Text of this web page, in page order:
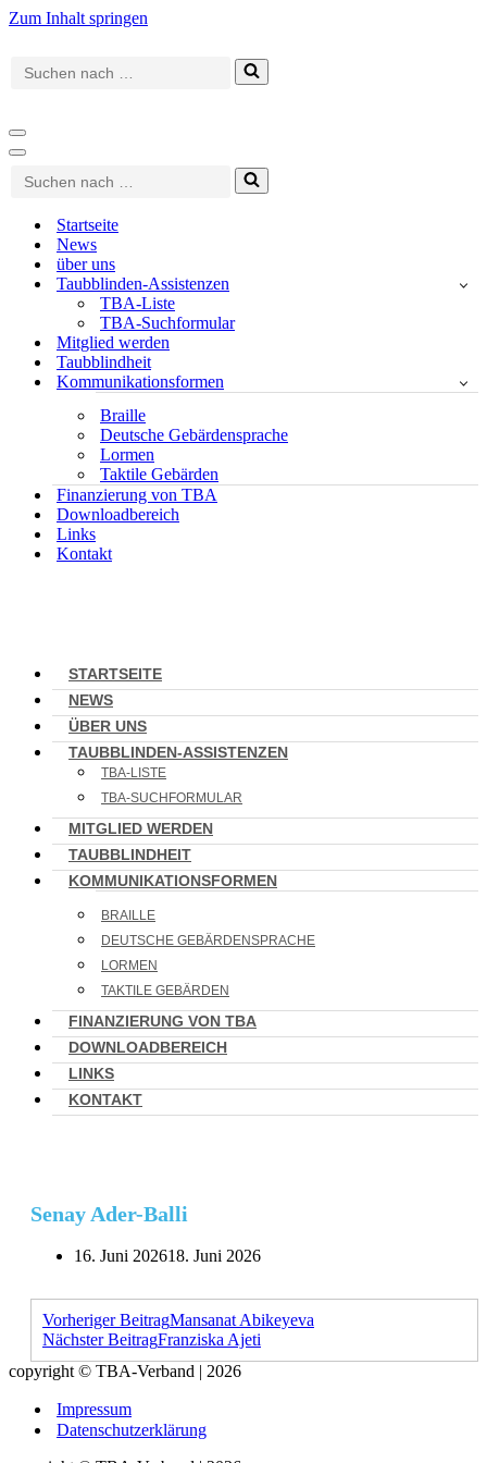
Zum Inhalt springen
Suchen
nach …
Navigationsmenü
Navigationsmenü
Suchen
nach …
Startseite
News
über uns
Taubblinden-Assistenzen
TBA-Liste
TBA-Suchformular
Mitglied werden
Taubblindheit
Kommunikationsformen
Braille
Deutsche Gebärdensprache
Lormen
Taktile Gebärden
Finanzierung von TBA
Downloadbereich
Links
Kontakt
STARTSEITE
NEWS
ÜBER UNS
TAUBBLINDEN-ASSISTENZEN
TBA-LISTE
TBA-SUCHFORMULAR
MITGLIED WERDEN
TAUBBLINDHEIT
KOMMUNIKATIONSFORMEN
BRAILLE
DEUTSCHE GEBÄRDENSPRACHE
LORMEN
TAKTILE GEBÄRDEN
FINANZIERUNG VON TBA
DOWNLOADBEREICH
LINKS
KONTAKT
Senay Ader-Balli
16. Juni 202618. Juni 2026
Vorheriger BeitragMansanat Abikeyeva
Nächster BeitragFranziska Ajeti
copyright © TBA-Verband | 2026
Impressum
Datenschutzerklärung